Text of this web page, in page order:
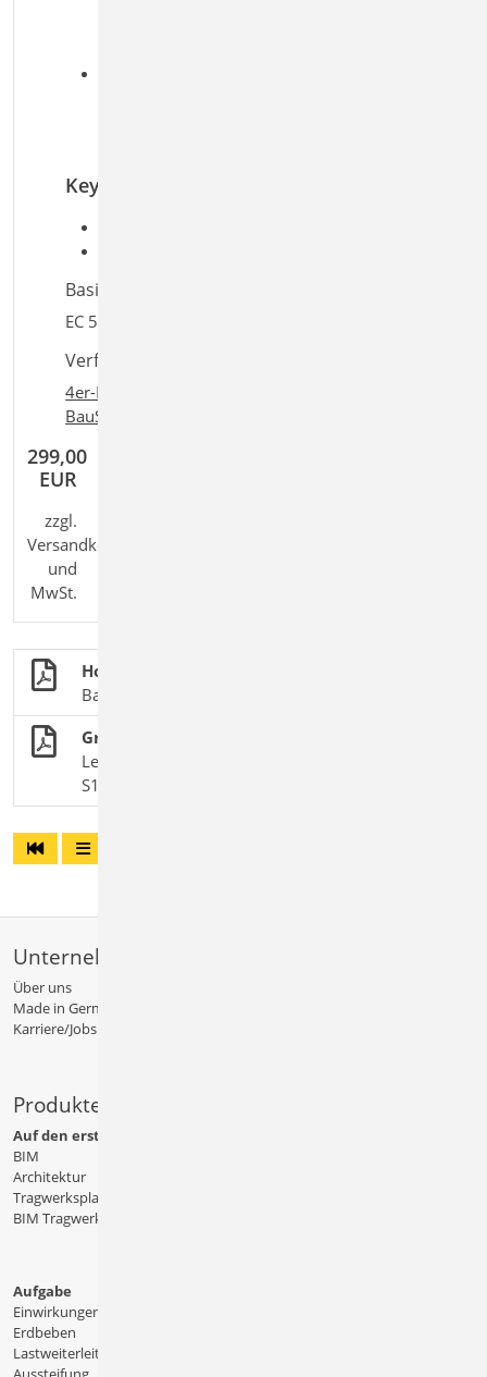
Keywords
Basiert auf den Normen:
EC 5, DIN EN 1995-1-1:2010-12
Verfügbar in den Paketen:
4er-Paket
BauStatik comfort
299,00
EUR
zzgl.
Versandkosten
und
MwSt.
Holzbau
BauStatik-Module nach DIN EN 1995-1-1
Grat- und Kehlsparren
Leistungsbeschreibung des BauStatik-Moduls
S120.de Holz-Grat- und Kehlsparren
Unternehmen
Über uns
Made in Germany
Karriere/Jobs
Produkte
Auf den ersten Blick
BIM
Architektur
Tragwerksplanung
BIM Tragwerksplanung
Aufgabe
Einwirkungen
Erdbeben
Lastweiterleitung